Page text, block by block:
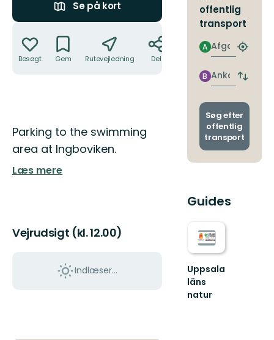
Se på kort
Besøgt Gem Rutevejledning Del
Beskrivelse
Parking to the swimming
area at Ingboviken.
Læs mere
Vejrudsigt (kl. 12.00)
Indlæser...
offentlig
transport
Afgang
A
Find
Ankomst
B
Skift
og
Søg efter
offentlig
transport
Guides
Uppsala
läns
natur